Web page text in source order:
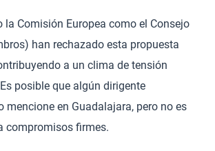
la Comisión Europea como el Consejo
han rechazado esta propuesta
a un clima de tensión
posible que algún dirigente
mencione en Guadalajara, pero no es
compromisos firmes.